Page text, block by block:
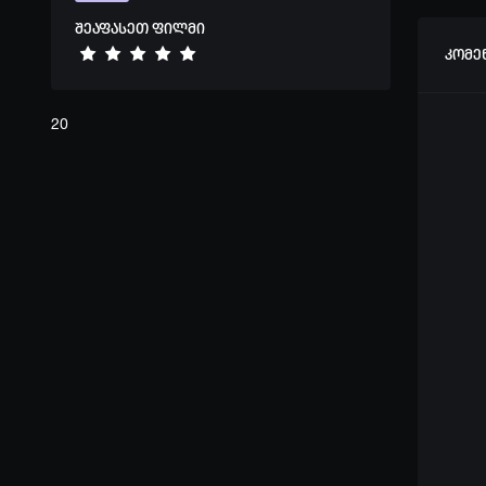
შეაფასეთ ფილმი
20